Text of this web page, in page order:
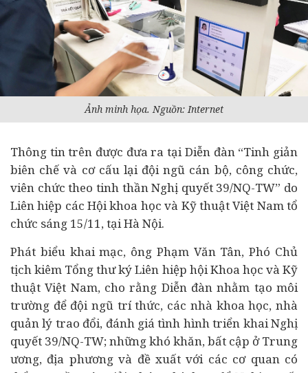
Ảnh minh họa. Nguồn: Internet
Thông tin trên được đưa ra tại Diễn đàn “Tinh giản
biên chế và cơ cấu lại đội ngũ cán bộ, công chức,
viên chức theo tinh thần Nghị quyết 39/NQ-TW” do
Liên hiệp các Hội khoa học và Kỹ thuật Việt Nam tổ
chức sáng 15/11, tại Hà Nội.
Phát biểu khai mạc, ông Phạm Văn Tân, Phó Chủ
tịch kiêm Tổng thư ký Liên hiệp hội Khoa học và Kỹ
thuật Việt Nam, cho rằng Diễn đàn nhằm tạo môi
trường để đội ngũ trí thức, các nhà khoa học, nhà
quản lý trao đổi, đánh giá tình hình triển khai Nghị
quyết 39/NQ-TW; những khó khăn, bất cập ở Trung
ương, địa phương và đề xuất với các cơ quan có